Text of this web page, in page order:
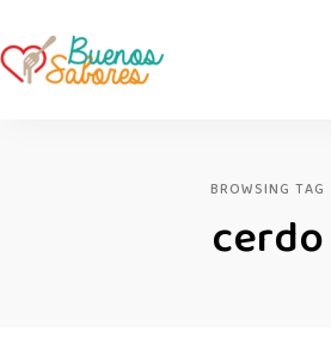
BROWSING TAG
cerdo